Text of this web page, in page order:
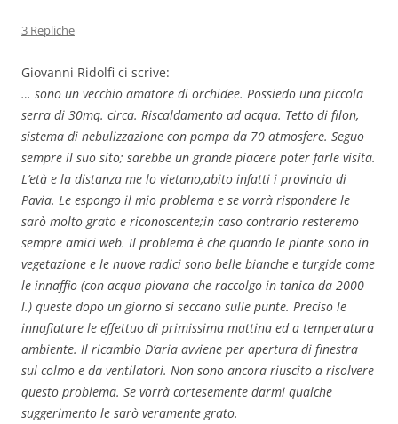
3 Repliche
Giovanni Ridolfi ci scrive:
… sono un vecchio amatore di orchidee. Possiedo una piccola
serra di 30mq. circa. Riscaldamento ad acqua. Tetto di filon,
sistema di nebulizzazione con pompa da 70 atmosfere. Seguo
sempre il suo sito; sarebbe un grande piacere poter farle visita.
L’età e la distanza me lo vietano,abito infatti i provincia di
Pavia. Le espongo il mio problema e se vorrà rispondere le
sarò molto grato e riconoscente;in caso contrario resteremo
sempre amici web. Il problema è che quando le piante sono in
vegetazione e le nuove radici sono belle bianche e turgide come
le innaffio (con acqua piovana che raccolgo in tanica da 2000
l.) queste dopo un giorno si seccano sulle punte. Preciso le
innafiature le effettuo di primissima mattina ed a temperatura
ambiente. Il ricambio D’aria avviene per apertura di finestra
sul colmo e da ventilatori. Non sono ancora riuscito a risolvere
questo problema. Se vorrà cortesemente darmi qualche
suggerimento le sarò veramente grato.